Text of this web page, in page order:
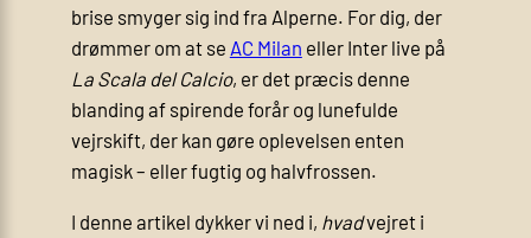
brise smyger sig ind fra Alperne. For dig, der
drømmer om at se AC Milan eller Inter live på
La Scala del Calcio, er det præcis denne
blanding af spirende forår og lunefulde
vejrskift, der kan gøre oplevelsen enten
magisk – eller fugtig og halvfrossen.
I denne artikel dykker vi ned i, hvadvejret i